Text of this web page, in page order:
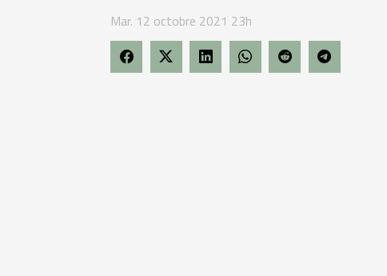
Mar. 12 octobre 2021 23h